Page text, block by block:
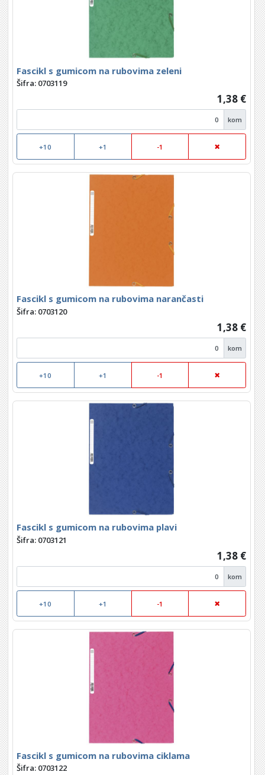
Fascikl s gumicom na rubovima zeleni
Šifra: 0703119
1,38 €
kom
+10 +1 -1
Fascikl s gumicom na rubovima narančasti
Šifra: 0703120
1,38 €
kom
+10 +1 -1
Fascikl s gumicom na rubovima plavi
Šifra: 0703121
1,38 €
kom
+10 +1 -1
Fascikl s gumicom na rubovima ciklama
Šifra: 0703122